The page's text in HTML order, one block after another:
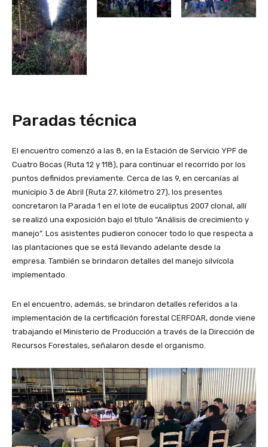
Paradas técnica
El encuentro comenzó a las 8, en la Estación de Servicio YPF de
Cuatro Bocas (Ruta 12 y 118), para continuar el recorrido por los
puntos definidos previamente. Cerca de las 9, en cercanías al
municipio 3 de Abril (Ruta 27, kilómetro 27), los presentes
concretaron la Parada 1 en el lote de eucaliptus 2007 clonal, allí
se realizó una exposición bajo el título “Análisis de crecimiento y
manejo”. Los asistentes pudieron conocer todo lo que respecta a
las plantaciones que se está llevando adelante desde la
empresa. También se brindaron detalles del manejo silvícola
implementado.
En el encuentro, además, se brindaron detalles referidos a la
implementación de la certificación forestal CERFOAR, donde viene
trabajando el Ministerio de Producción a través de la Dirección de
Recursos Forestales, señalaron desde el organismo.